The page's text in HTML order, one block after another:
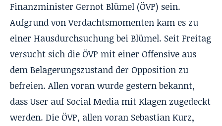
Finanzminister Gernot Blümel (ÖVP) sein.
Aufgrund von Verdachtsmomenten kam es zu
einer Hausdurchsuchung bei Blümel. Seit Freitag
versucht sich die ÖVP mit einer Offensive aus
dem Belagerungszustand der Opposition zu
befreien. Allen voran wurde gestern bekannt,
dass User auf Social Media mit Klagen zugedeckt
werden. Die ÖVP, allen voran Sebastian Kurz,